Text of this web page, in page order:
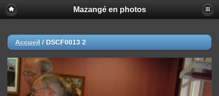
Mazangé en photos
Accueil / DSCF0013 2